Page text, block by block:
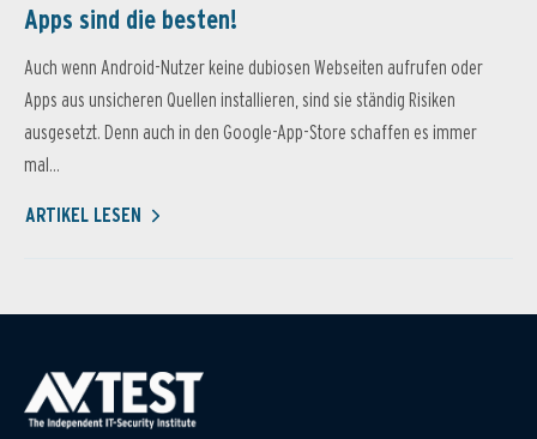
Apps sind die besten!
Auch wenn Android-Nutzer keine dubiosen Webseiten aufrufen oder
Apps aus unsicheren Quellen installieren, sind sie ständig Risiken
ausgesetzt. Denn auch in den Google-App-Store schaffen es immer
mal...
ARTIKEL LESEN